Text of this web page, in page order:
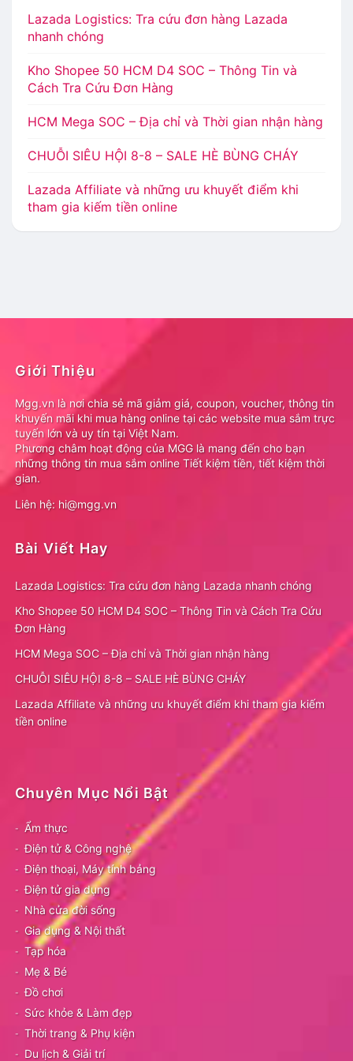
Lazada Logistics: Tra cứu đơn hàng Lazada
nhanh chóng
Kho Shopee 50 HCM D4 SOC – Thông Tin và
Cách Tra Cứu Đơn Hàng
HCM Mega SOC – Địa chỉ và Thời gian nhận hàng
CHUỖI SIÊU HỘI 8-8 – SALE HÈ BÙNG CHÁY
Lazada Affiliate và những ưu khuyết điểm khi
tham gia kiếm tiền online
Giới Thiệu
Mgg.vn là nơi chia sẻ mã giảm giá, coupon, voucher, thông tin
khuyến mãi khi mua hàng online tại các website mua sắm trực
tuyến lớn và uy tín tại Việt Nam.
Phương châm hoạt động của MGG là mang đến cho bạn
những thông tin mua sắm online Tiết kiệm tiền, tiết kiệm thời
gian.
Liên hệ: hi@mgg.vn
Bài Viết Hay
Lazada Logistics: Tra cứu đơn hàng Lazada nhanh chóng
Kho Shopee 50 HCM D4 SOC – Thông Tin và Cách Tra Cứu
Đơn Hàng
HCM Mega SOC – Địa chỉ và Thời gian nhận hàng
CHUỖI SIÊU HỘI 8-8 – SALE HÈ BÙNG CHÁY
Lazada Affiliate và những ưu khuyết điểm khi tham gia kiếm
tiền online
Chuyên Mục Nổi Bật
Ẩm thực
Điện tử & Công nghệ
Điện thoại, Máy tính bảng
Điện tử gia dụng
Nhà cửa đời sống
Gia dụng & Nội thất
Tạp hóa
Mẹ & Bé
Đồ chơi
Sức khỏe & Làm đẹp
Thời trang & Phụ kiện
Du lịch & Giải trí